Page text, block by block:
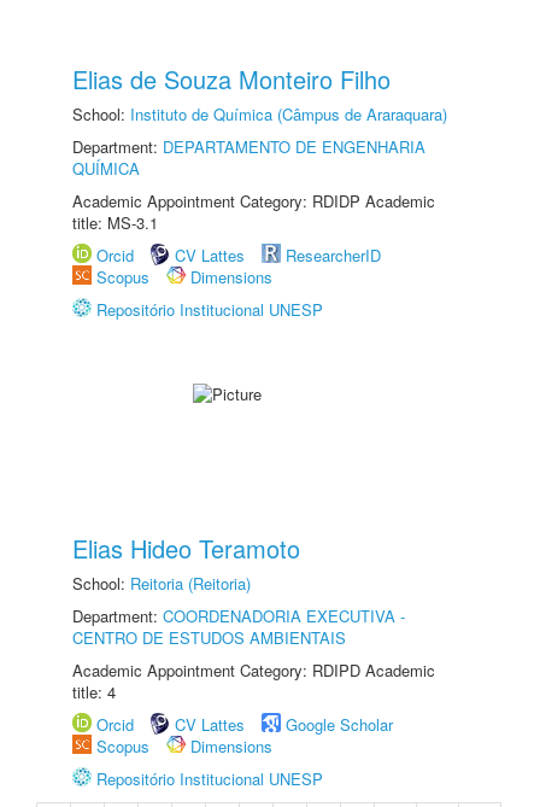
Elias de Souza Monteiro Filho
School: Instituto de Química (Câmpus de Araraquara)
Department: DEPARTAMENTO DE ENGENHARIA
QUÍMICA
Academic Appointment Category: RDIDP Academic
title: MS-3.1
Orcid
CV Lattes
ResearcherID
Scopus
Dimensions
Repositório Institucional UNESP
Elias Hideo Teramoto
School: Reitoria (Reitoria)
Department: COORDENADORIA EXECUTIVA -
CENTRO DE ESTUDOS AMBIENTAIS
Academic Appointment Category: RDIPD Academic
title: 4
Orcid
CV Lattes
Google Scholar
Scopus
Dimensions
Repositório Institucional UNESP